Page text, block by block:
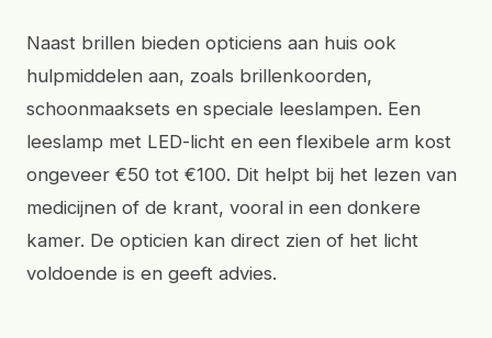
Naast brillen bieden opticiens aan huis ook
hulpmiddelen aan, zoals brillenkoorden,
schoonmaaksets en speciale leeslampen. Een
leeslamp met LED-licht en een flexibele arm kost
ongeveer €50 tot €100. Dit helpt bij het lezen van
medicijnen of de krant, vooral in een donkere
kamer. De opticien kan direct zien of het licht
voldoende is en geeft advies.